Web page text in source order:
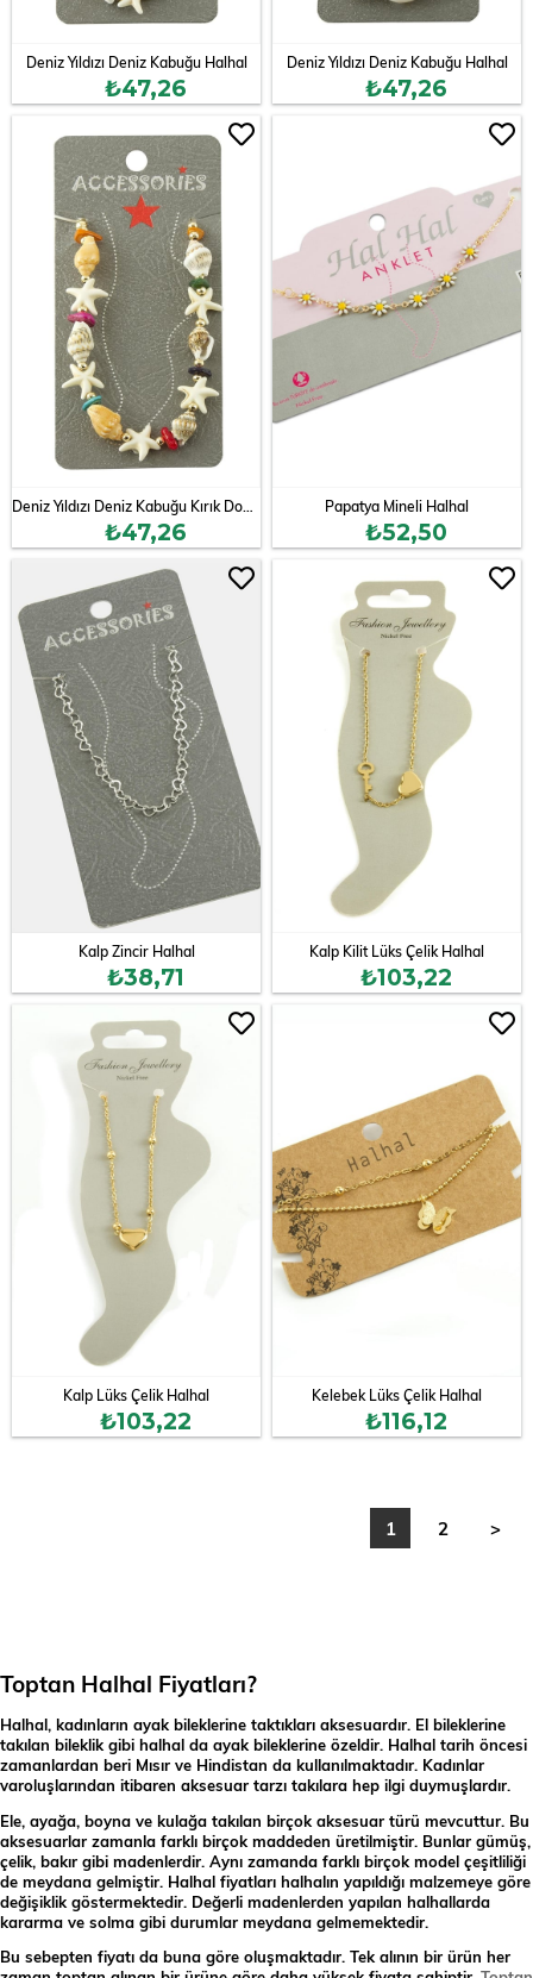
Deniz Yıldızı Deniz Kabuğu Halhal
₺47,26
Deniz Yıldızı Deniz Kabuğu Halhal
₺47,26
₺47,26
Papatya Mineli Halhal
₺52,50
Kalp Zincir Halhal
₺38,71
Kalp Kilit Lüks Çelik Halhal
₺103,22
Kalp Lüks Çelik Halhal
₺103,22
Kelebek Lüks Çelik Halhal
₺116,12
1 2 >
Toptan Halhal Fiyatları?
Halhal, kadınların ayak bileklerine taktıkları aksesuardır. El bileklerine
takılan bileklik gibi halhal da ayak bileklerine özeldir. Halhal tarih öncesi
zamanlardan beri Mısır ve Hindistan da kullanılmaktadır. Kadınlar
varoluşlarından itibaren aksesuar tarzı takılara hep ilgi duymuşlardır.
Ele, ayağa, boyna ve kulağa takılan birçok aksesuar türü mevcuttur. Bu
aksesuarlar zamanla farklı birçok maddeden üretilmiştir. Bunlar gümüş,
çelik, bakır gibi madenlerdir. Aynı zamanda farklı birçok model çeşitliliği
de meydana gelmiştir. Halhal fiyatları halhalın yapıldığı malzemeye göre
değişiklik göstermektedir. Değerli madenlerden yapılan halhallarda
kararma ve solma gibi durumlar meydana gelmemektedir.
Bu sebepten fiyatı da buna göre oluşmaktadır. Tek alının bir ürün her